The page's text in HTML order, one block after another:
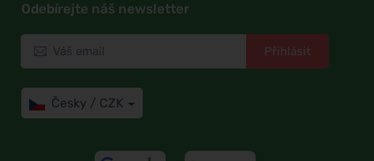
Odebírejte náš newsletter
Přihlásit
Česky / CZK